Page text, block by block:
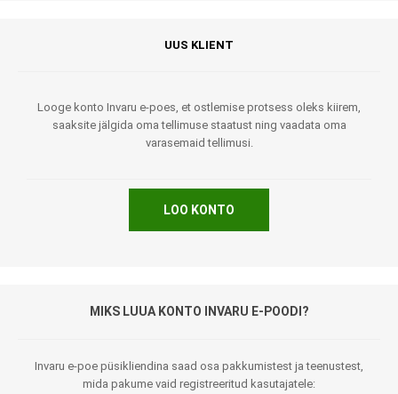
UUS KLIENT
Looge konto Invaru e-poes, et ostlemise protsess oleks kiirem,
saaksite jälgida oma tellimuse staatust ning vaadata oma
varasemaid tellimusi.
LOO KONTO
MIKS LUUA KONTO INVARU E-POODI?
Invaru e-poe püsikliendina saad osa pakkumistest ja teenustest,
mida pakume vaid registreeritud kasutajatele: